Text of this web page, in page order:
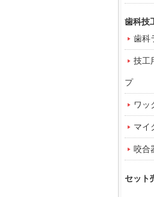
歯科技
歯科
技工
プ
ワッ
マイ
咬合
セット